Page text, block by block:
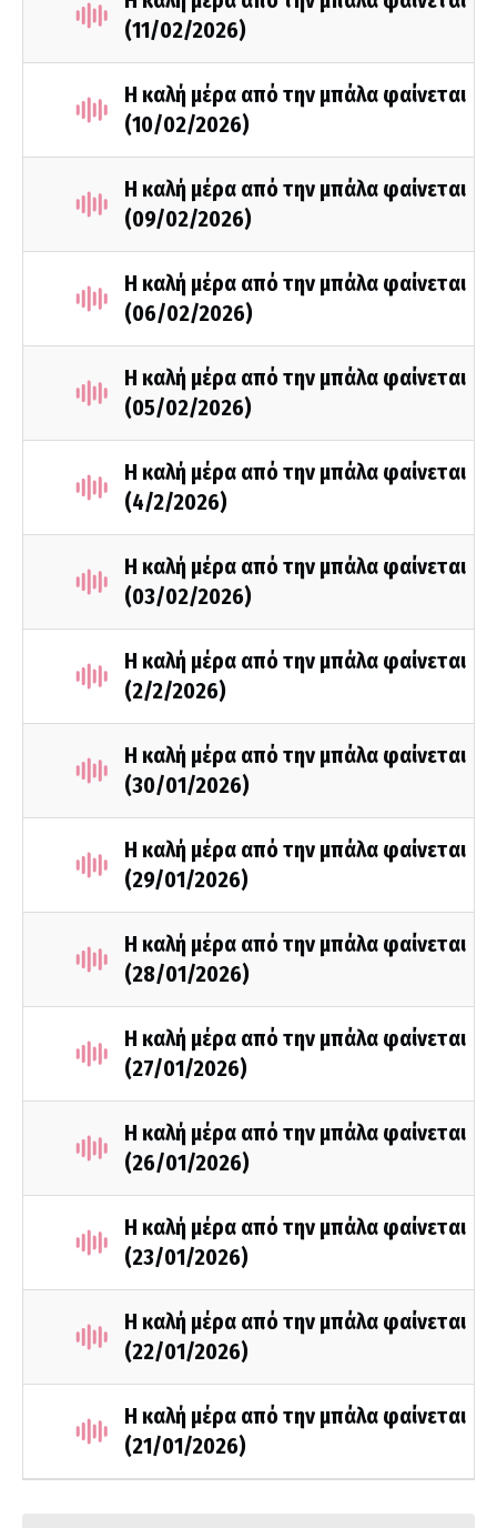
(11/02/2026)
Η καλή μέρα από την μπάλα φαίνεται
(10/02/2026)
Η καλή μέρα από την μπάλα φαίνεται
(09/02/2026)
Η καλή μέρα από την μπάλα φαίνεται
(06/02/2026)
Η καλή μέρα από την μπάλα φαίνεται
(05/02/2026)
Η καλή μέρα από την μπάλα φαίνεται
(4/2/2026)
Η καλή μέρα από την μπάλα φαίνεται
(03/02/2026)
Η καλή μέρα από την μπάλα φαίνεται
(2/2/2026)
Η καλή μέρα από την μπάλα φαίνεται
(30/01/2026)
Η καλή μέρα από την μπάλα φαίνεται
(29/01/2026)
Η καλή μέρα από την μπάλα φαίνεται
(28/01/2026)
Η καλή μέρα από την μπάλα φαίνεται
(27/01/2026)
Η καλή μέρα από την μπάλα φαίνεται
(26/01/2026)
Η καλή μέρα από την μπάλα φαίνεται
(23/01/2026)
Η καλή μέρα από την μπάλα φαίνεται
(22/01/2026)
Η καλή μέρα από την μπάλα φαίνεται
(21/01/2026)